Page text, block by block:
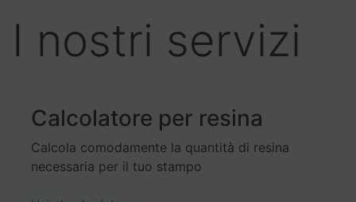
I nostri servizi
Calcolatore per resina
Calcola comodamente la quantità di resina
necessaria per il tuo stampo